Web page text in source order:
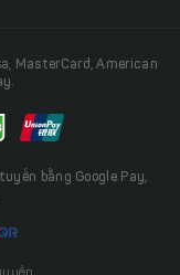
MasterCard, American
bằng Google Pay,